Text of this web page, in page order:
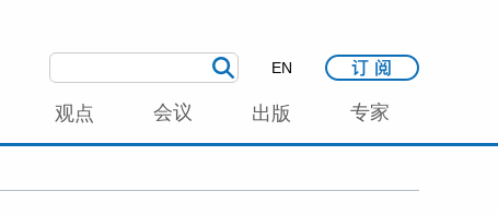
EN
观点 会议 出版 专家